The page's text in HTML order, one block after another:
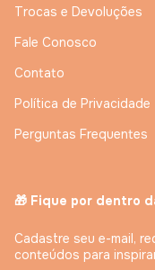
Trocas e Devoluções
Fale Conosco
Contato
Política de Privacidade
Perguntas Frequentes
🎁 Fique por dentro
Cadastre seu e-mail,
conteúdos para